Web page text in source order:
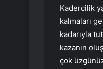
Kadercilik
kalmaları
kadarıyla
kazanın
çok